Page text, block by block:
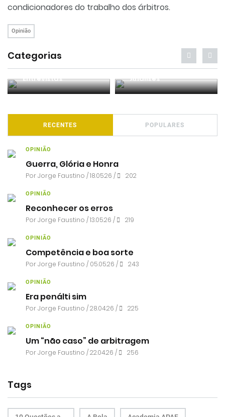
condicionadores do trabalho dos árbitros.
Opinião
Categorias
Entrevistas Análises
RECENTES POPULARES
OPINIÃO
Guerra, Glória e Honra
PorJorge Faustino / 18.05.26 / 202
OPINIÃO
Reconhecer os erros
PorJorge Faustino / 13.05.26 / 219
OPINIÃO
Competência e boa sorte
PorJorge Faustino / 05.05.26 / 243
OPINIÃO
Era penálti sim
PorJorge Faustino / 28.04.26 / 225
OPINIÃO
Um “não caso” de arbitragem
PorJorge Faustino / 22.04.26 / 256
Tags